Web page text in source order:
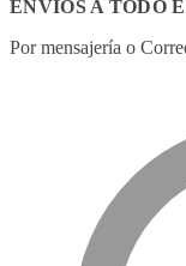
ENVÍOS A TODO
Por mensajería o